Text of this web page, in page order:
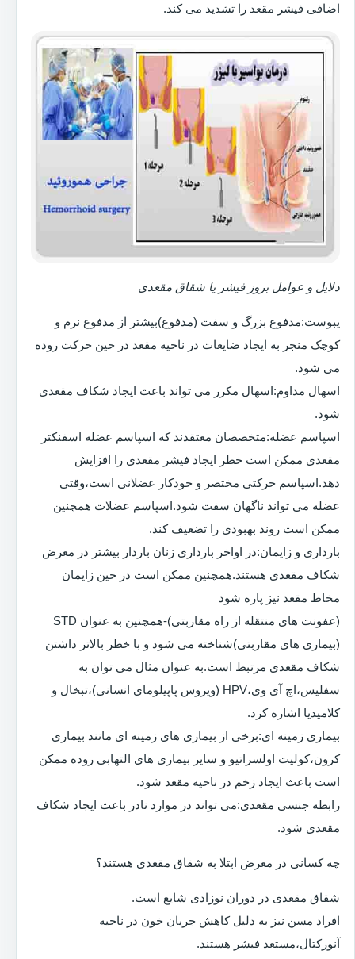
اضافی فیشر مقعد را تشدید می کند.
دلایل و عوامل بروز فیشر یا شقاق مقعدی
یبوست:مدفوع بزرگ و سفت (مدفوع)بیشتر از مدفوع نرم و
کوچک منجر به ایجاد ضایعات در ناحیه مقعد در حین حرکت روده
می شود.
اسهال مداوم:اسهال مکرر می تواند باعث ایجاد شکاف مقعدی
شود.
اسپاسم عضله:متخصصان معتقدند که اسپاسم عضله اسفنکتر
مقعدی ممکن است خطر ایجاد فیشر مقعدی را افزایش
دهد.اسپاسم حرکتی مختصر و خودکار عضلانی است،وقتی
عضله می تواند ناگهان سفت شود.اسپاسم عضلات همچنین
ممکن است روند بهبودی را تضعیف کند.
بارداری و زایمان:در اواخر بارداری زنان باردار بیشتر در معرض
شکاف مقعدی هستند.همچنین ممکن است در حین زایمان
مخاط مقعد نیز پاره شود
(عفونت های منتقله از راه مقاربتی)-همچنین به عنوان STD
(بیماری های مقاربتی)شناخته می شود و با خطر بالاتر داشتن
شکاف مقعدی مرتبط است.به عنوان مثال می توان به
سفلیس،اچ آی وی،HPV (ویروس پاپیلومای انسانی)،تبخال و
کلامیدیا اشاره کرد.
بیماری زمینه ای:برخی از بیماری های زمینه ای مانند بیماری
کرون،کولیت اولسراتیو و سایر بیماری های التهابی روده ممکن
است باعث ایجاد زخم در ناحیه مقعد شود.
رابطه جنسی مقعدی:می تواند در موارد نادر باعث ایجاد شکاف
مقعدی شود.
چه کسانی در معرض ابتلا به شقاق مقعدی هستند؟
شقاق مقعدی در دوران نوزادی شایع است.
افراد مسن نیز به دلیل کاهش جریان خون در ناحیه
آنورکتال،مستعد فیشر هستند.